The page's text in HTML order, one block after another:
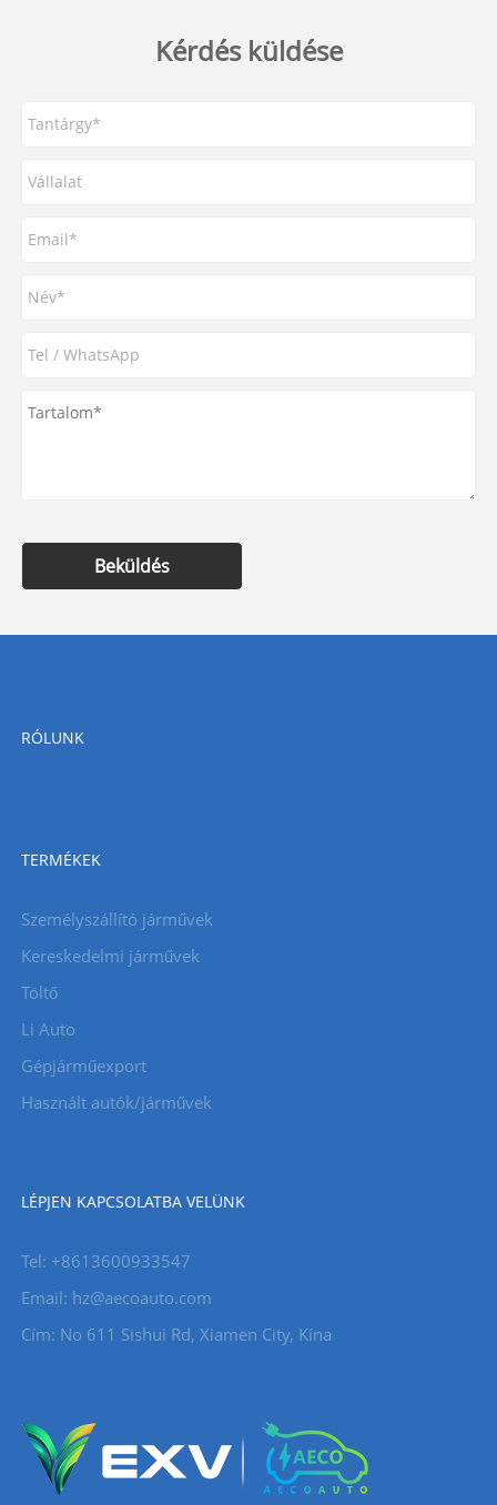
Kérdés küldése
Beküldés
RÓLUNK
TERMÉKEK
Személyszállító járművek
Kereskedelmi járművek
Töltő
Li Auto
Gépjárműexport
Használt autók/járművek
LÉPJEN KAPCSOLATBA VELÜNK
Tel: +8613600933547
Email: hz@aecoauto.com
Cím: No 611 Sishui Rd, Xiamen City, Kína